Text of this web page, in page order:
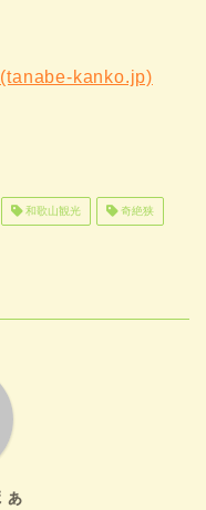
kanko.jp)
和歌山観光 奇絶狭
ぁ